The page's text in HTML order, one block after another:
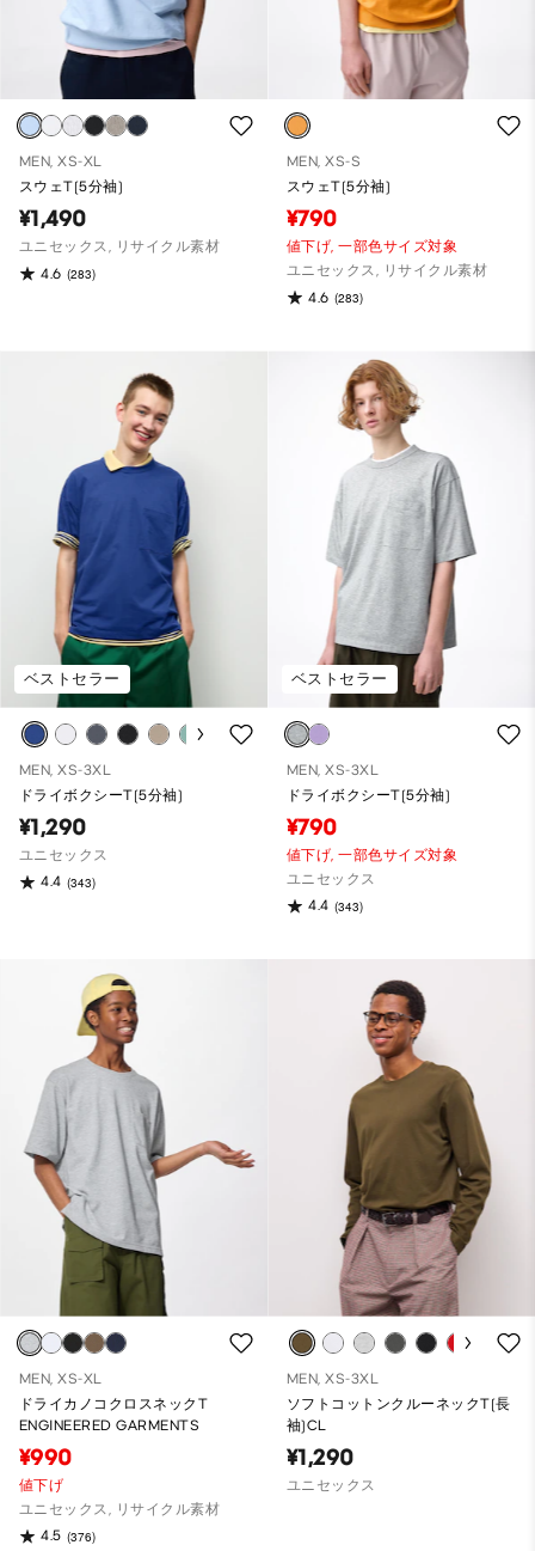
MEN, XS-XL
スウェT(5分袖)
¥1,490
ユニセックス, リサイクル素材
4.6 (283)
MEN, XS-S
スウェT(5分袖)
¥790
値下げ,一部色サイズ対象
ユニセックス, リサイクル素材
4.6 (283)
ベストセラー
MEN, XS-3XL
ドライボクシーT(5分袖)
¥1,290
ユニセックス
4.4 (343)
ベストセラー
MEN, XS-3XL
ドライボクシーT(5分袖)
¥790
値下げ,一部色サイズ対象
ユニセックス
4.4 (343)
MEN, XS-XL
ドライカノコクロスネックT
ENGINEERED GARMENTS
¥990
値下げ
ユニセックス, リサイクル素材
4.5 (376)
MEN, XS-3XL
ソフトコットンクルーネックT(長
袖)CL
¥1,290
ユニセックス